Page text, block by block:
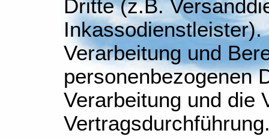
Dritte (z.B.
Verarbeitung und
personenbezogenen
Verarbeitung und die